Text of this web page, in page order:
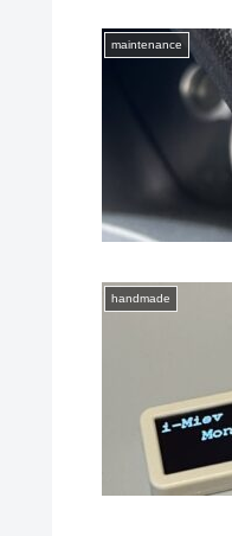
maintenance
handmade